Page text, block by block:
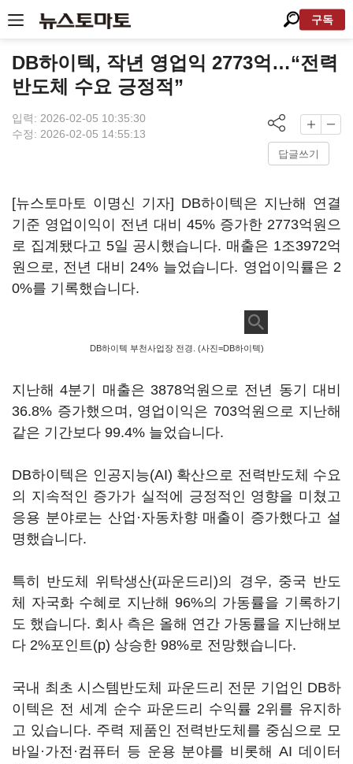
구독
DB하이텍, 작년 영업익 2773억…“전력
반도체 수요 긍정적”
입력: 2026-02-05 10:35:30
수정: 2026-02-05 14:55:13
답글쓰기
[뉴스토마토 이명신 기자] DB하이텍은 지난해 연결
기준 영업이익이 전년 대비 45% 증가한 2773억원으
로 집계됐다고 5일 공시했습니다. 매출은 1조3972억
원으로, 전년 대비 24% 늘었습니다. 영업이익률은 2
0%를 기록했습니다.
DB하이텍 부천사업장 전경. (사진=DB하이텍)
지난해 4분기 매출은 3878억원으로 전년 동기 대비
36.8% 증가했으며, 영업이익은 703억원으로 지난해
같은 기간보다 99.4% 늘었습니다.
DB하이텍은 인공지능(AI) 확산으로 전력반도체 수요
의 지속적인 증가가 실적에 긍정적인 영향을 미쳤고
응용 분야로는 산업·자동차향 매출이 증가했다고 설
명했습니다.
특히 반도체 위탁생산(파운드리)의 경우, 중국 반도
체 자국화 수혜로 지난해 96%의 가동률을 기록하기
도 했습니다. 회사 측은 올해 연간 가동률을 지난해보
다 2%포인트(p) 상승한 98%로 전망했습니다.
국내 최초 시스템반도체 파운드리 전문 기업인 DB하
이텍은 전 세계 순수 파운드리 수익률 2위를 유지하
고 있습니다. 주력 제품인 전력반도체를 중심으로 모
바일·가전·컴퓨터 등 운용 분야를 비롯해 AI 데이터